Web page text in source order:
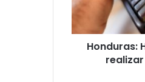
trámites
consulares
Honduras: